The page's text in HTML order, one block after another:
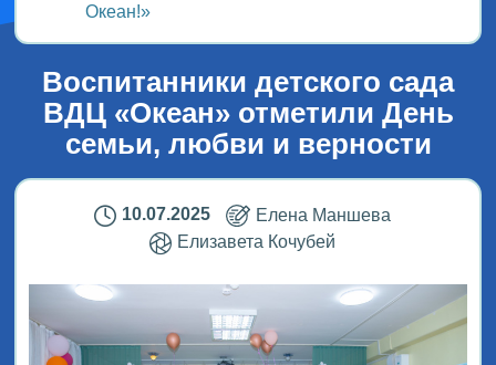
Океан!»
Воспитанники детского сада
ВДЦ «Океан» отметили День
семьи, любви и верности
10.07.2025
Елена Маншева
Елизавета Кочубей